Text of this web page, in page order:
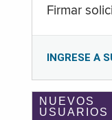
Firmar
INGRESE A
NUEVOS
USUARIOS